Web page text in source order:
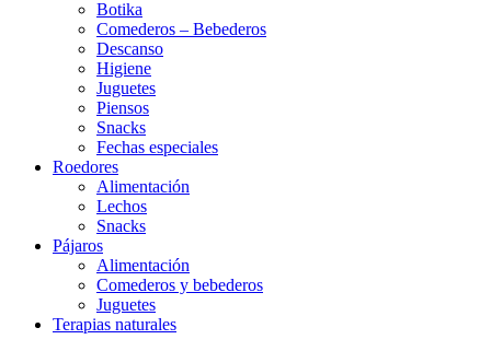
Botika
Comederos – Bebederos
Descanso
Higiene
Juguetes
Piensos
Snacks
Fechas especiales
Roedores
Alimentación
Lechos
Snacks
Pájaros
Alimentación
Comederos y bebederos
Juguetes
Terapias naturales